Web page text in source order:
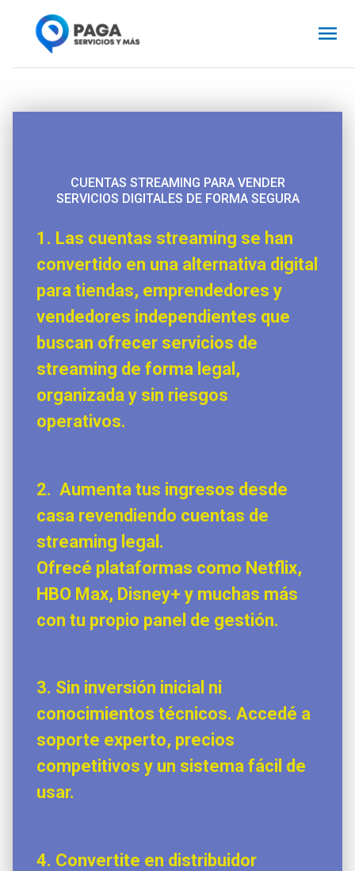
contenido
CUENTAS STREAMING PARA VENDER
SERVICIOS DIGITALES DE FORMA SEGURA
1. Las cuentas streaming se han
convertido en una alternativa digital
para tiendas, emprendedores y
vendedores independientes que
buscan ofrecer servicios de
streaming de forma legal,
organizada y sin riesgos
operativos.
2. Aumenta tus ingresos desde
casa revendiendo cuentas de
streaming legal.
Ofrecé plataformas como Netflix,
HBO Max, Disney+ y muchas más
con tu propio panel de gestión.
3. Sin inversión inicial ni
conocimientos técnicos. Accedé a
soporte experto, precios
competitivos y un sistema fácil de
usar.
4. Convertite en distribuidor